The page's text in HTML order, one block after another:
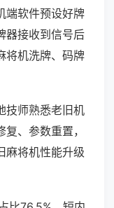
端软件预设好牌
器接收到信号后
将机洗牌、码牌
技师熟悉老旧机
、参数重置，
麻将机性能升级